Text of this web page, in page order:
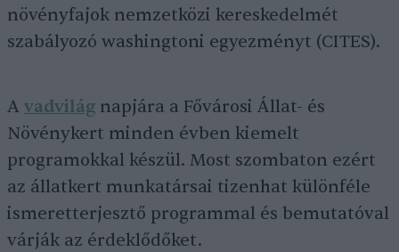
növényfajok nemzetközi kereskedelmét
szabályozó washingtoni egyezményt (CITES).
A vadvilág napjára a Fővárosi Állat- és
Növénykert minden évben kiemelt
programokkal készül. Most szombaton ezért
az állatkert munkatársai tizenhat különféle
ismeretterjesztő programmal és bemutatóval
várják az érdeklődőket.